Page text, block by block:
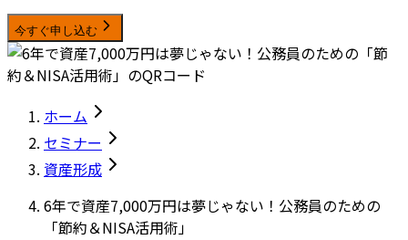
今すぐ申し込む
ホーム
セミナー
資産形成
6年で資産7,000万円は夢じゃない！公務員のための
「節約＆NISA活用術」